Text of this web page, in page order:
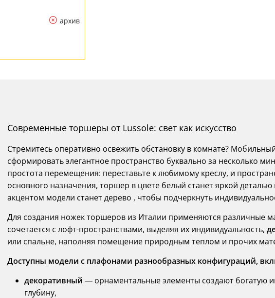
архив
Современные торшеры от Lussole: свет как искусство
Стремитесь оперативно освежить обстановку в комнате?
сформировать элегантное пространство буквально за несколько
простота перемещения: переставьте к любимому креслу, и
основного назначения, торшер в цвете белый станет яркой
акцентом модели станет дерево , чтобы подчеркнуть
Для создания ножек торшеров из Италии применяются различные
сочетается с лофт-пространствами, выделяя их индивидуальность,
или спальне, наполняя помещение природным теплом и прочих
Доступны модели с плафонами разнообразных конфигураций,
декоративный — орнаментальные элементы создают богатую
глубину,